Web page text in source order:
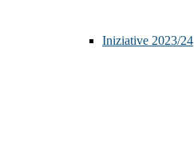
Iniziative 2023/24